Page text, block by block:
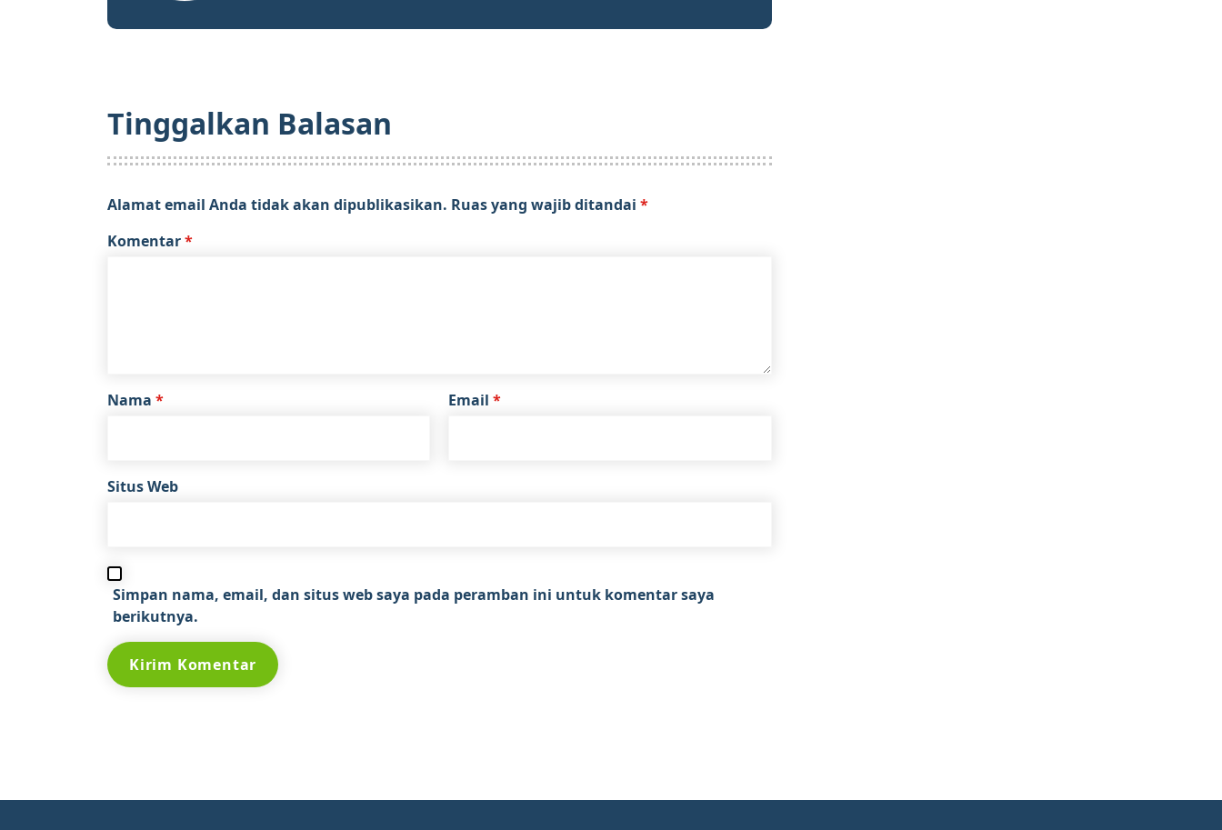
Tinggalkan Balasan
Alamat email Anda tidak akan dipublikasikan. Ruas yang wajib ditandai *
Komentar*
Nama * Email*
Situs Web
Simpan nama, email, dan situs web saya pada peramban ini untuk komentar saya
berikutnya.